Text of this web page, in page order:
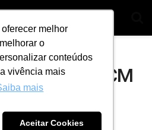
melhor
o
conteúdos
vivência mais
mais
Aceitar Cookies
o ECM
injeção